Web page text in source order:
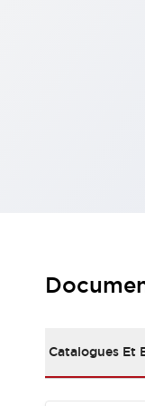
Capteurs de
Interrupteurs de
Équipements
Pour une traçabilité
Tableaux
Solutions
Authentication RFID
Catalogues Et